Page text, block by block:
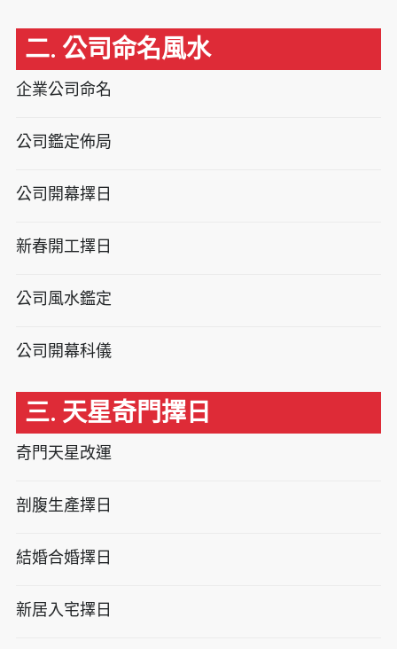
二. 公司命名風水
企業公司命名
公司鑑定佈局
公司開幕擇日
新春開工擇日
公司風水鑑定
公司開幕科儀
三. 天星奇門擇日
奇門天星改運
剖腹生產擇日
結婚合婚擇日
新居入宅擇日